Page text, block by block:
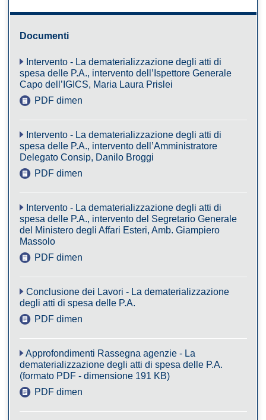
Documenti
Intervento - La dematerializzazione degli atti di
spesa delle P.A., intervento dell’Ispettore Generale
Capo dell’IGICS, Maria Laura Prislei
PDF dimensione 68KB
Intervento - La dematerializzazione degli atti di
spesa delle P.A., intervento dell’Amministratore
Delegato Consip, Danilo Broggi
PDF dimensione 24KB
Intervento - La dematerializzazione degli atti di
spesa delle P.A., intervento del Segretario Generale
del Ministero degli Affari Esteri, Amb. Giampiero
Massolo
PDF dimensione 34KB
Conclusione dei Lavori - La dematerializzazione
degli atti di spesa delle P.A.
PDF dimensione 34KB
Approfondimenti Rassegna agenzie - La
dematerializzazione degli atti di spesa delle P.A.
(formato PDF - dimensione 191 KB)
PDF dimensione 191KB